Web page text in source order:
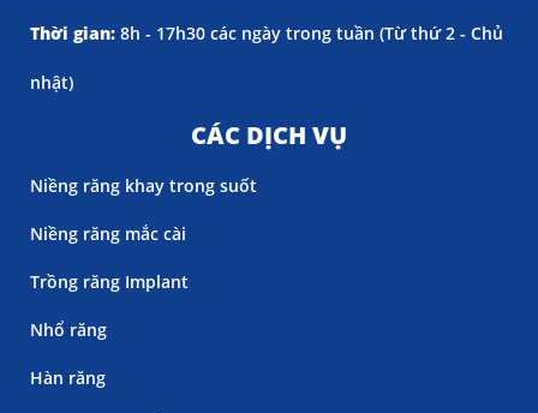
Thời gian: 8h - 17h30 các ngày trong tuần (Từ thứ 2 - Chủ
nhật)
CÁC DỊCH VỤ
Niềng răng khay trong suốt
Niềng răng mắc cài
Trồng răng Implant
Nhổ răng
Hàn răng